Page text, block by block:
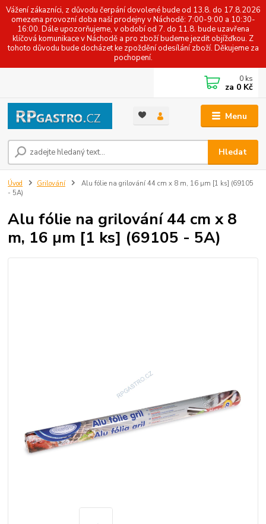
Vážení zákazníci, z důvodu čerpání dovolené bude od 13.8. do 17.8.2026
omezena provozní doba naší prodejny v Náchodě: 7:00-9:00 a 10:30-
16:00. Dále upozorňujeme, v období od 7. do 11.8. bude uzavřena
klíčová komunikace v Náchodě a pro zboží budeme jezdit objížďkou. Z
tohoto důvodu bude docházet ke zpoždění odesílání zboží. Děkujeme za
pochopení.
Menu
Hledat
0 ks
za 0 Kč
Úvod Grilování
Alu fólie na grilování 44 cm x 8 m, 16 µm [1 ks] (69105
- 5A)
Alu fólie na grilování 44 cm x 8
m, 16 µm [1 ks] (69105 - 5A)